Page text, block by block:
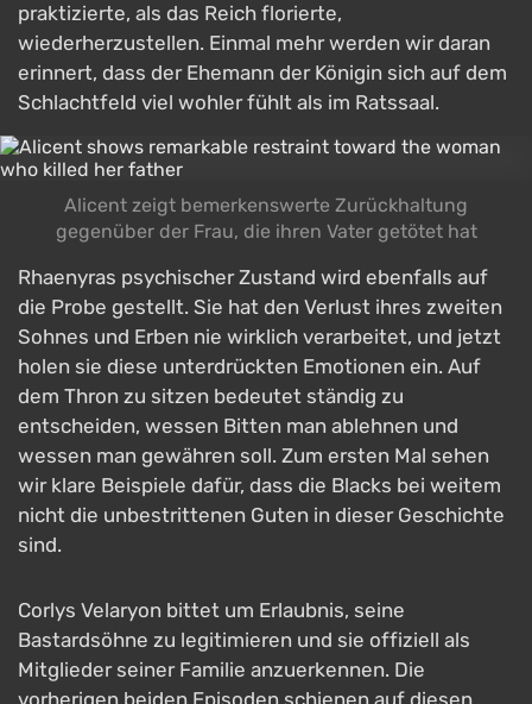
praktizierte, als das Reich florierte,
wiederherzustellen. Einmal mehr werden wir daran
erinnert, dass der Ehemann der Königin sich auf dem
Schlachtfeld viel wohler fühlt als im Ratssaal.
Alicent zeigt bemerkenswerte Zurückhaltung
gegenüber der Frau, die ihren Vater getötet hat
Rhaenyras psychischer Zustand wird ebenfalls auf
die Probe gestellt. Sie hat den Verlust ihres zweiten
Sohnes und Erben nie wirklich verarbeitet, und jetzt
holen sie diese unterdrückten Emotionen ein. Auf
dem Thron zu sitzen bedeutet ständig zu
entscheiden, wessen Bitten man ablehnen und
wessen man gewähren soll. Zum ersten Mal sehen
wir klare Beispiele dafür, dass die Blacks bei weitem
nicht die unbestrittenen Guten in dieser Geschichte
sind.
Corlys Velaryon bittet um Erlaubnis, seine
Bastardsöhne zu legitimieren und sie offiziell als
Mitglieder seiner Familie anzuerkennen. Die
vorherigen beiden Episoden schienen auf diesen